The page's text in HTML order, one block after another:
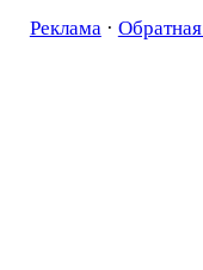
Реклама· Обратная